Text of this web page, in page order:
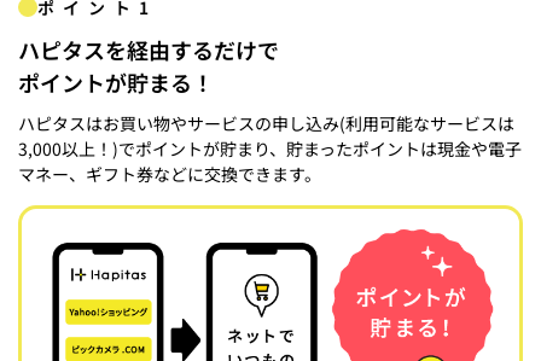
ポイント1
ハピタスを経由するだけで
ポイントが貯まる！
ハピタスはお買い物やサービスの申し込み(利用可能なサービスは
3,000以上！)でポイントが貯まり、貯まったポイントは現金や電子
マネー、ギフト券などに交換できます。